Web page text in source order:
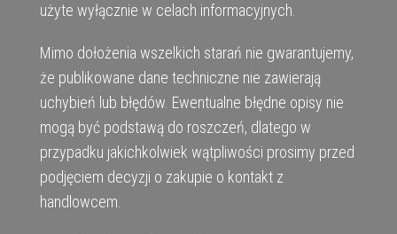
użyte wyłącznie w celach informacyjnych.
Mimo dołożenia wszelkich starań nie gwarantujemy,
że publikowane dane techniczne nie zawierają
uchybień lub błędów. Ewentualne błędne opisy nie
mogą być podstawą do roszczeń, dlatego w
przypadku jakichkolwiek wątpliwości prosimy przed
podjęciem decyzji o zakupie o kontakt z
handlowcem.